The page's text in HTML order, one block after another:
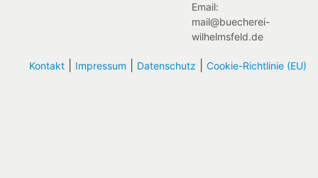
Email:
mail@buecherei-
wilhelmsfeld.de
Kontakt| Impressum Datenschutz Cookie-Richtlinie (EU)